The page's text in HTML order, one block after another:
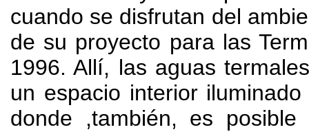
cuando se disfrutan del
de su proyecto para las
1996. Allí, las aguas
un espacio interior
donde ,también, es posible